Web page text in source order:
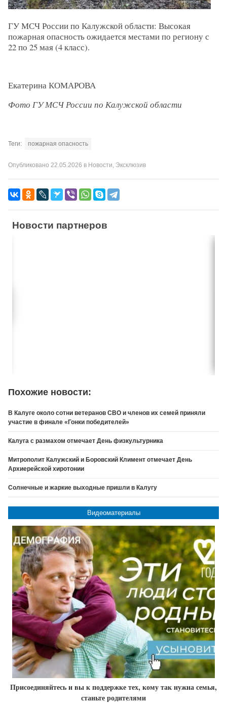
ГУ МСЧ России по Калужской области: Высокая
пожарная опасность ожидается местами по региону с
22 по 25 мая (4 класс).
Екатерина КОМАРОВА
Фото ГУ МСЧ России по Калужской области
Теги: пожарная опасность
Опубликовано 22.05.2026 в Новости Эксклюзив
Новости партнеров
Похожие новости:
В Калуге около сотни ветеранов СВО и членов их семей приняли
участие в финале «Гонки победителей»
Калуга с размахом отмечает День физкультурника
Митрополит Калужский и Боровский Климент отмечает День
Архиерейской хиротонии
Солнечные и жаркие выходные пришли в Калугу
Видеоматериалы
Присоединяйтесь и вы к поддержке тех, кому так нужна семья,
станьте родителями